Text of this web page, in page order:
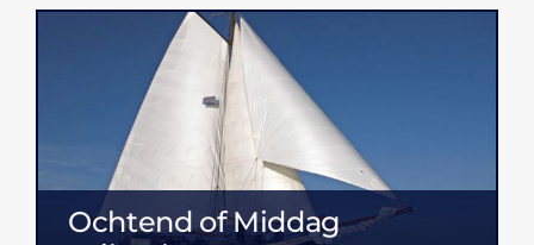
Ochtend of Middag